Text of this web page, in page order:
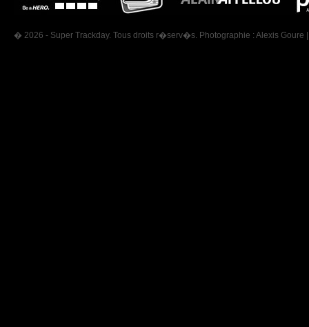
� 2026 - Super Trackday. Tous droits r�serv�s. Photographie : Alexis Goure